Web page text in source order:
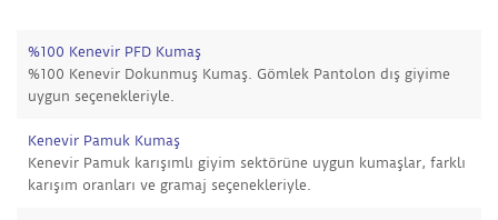
%100 Kenevir PFD Kumaş
%100 Kenevir Dokunmuş Kumaş. Gömlek Pantolon dış giyime
uygun seçenekleriyle.
Kenevir Pamuk Kumaş
Kenevir Pamuk karışımlı giyim sektörüne uygun kumaşlar, farklı
karışım oranları ve gramaj seçenekleriyle.